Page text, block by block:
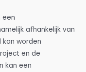
een
afhankelijk van
worden
en de
kan een